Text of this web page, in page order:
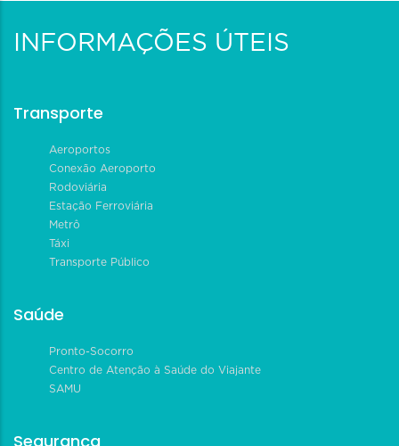
INFORMAÇÕES ÚTEIS
Transporte
Aeroportos
Conexão Aeroporto
Rodoviária
Estação Ferroviária
Metrô
Táxi
Transporte Público
Saúde
Pronto-Socorro
Centro de Atenção à Saúde do Viajante
SAMU
Segurança